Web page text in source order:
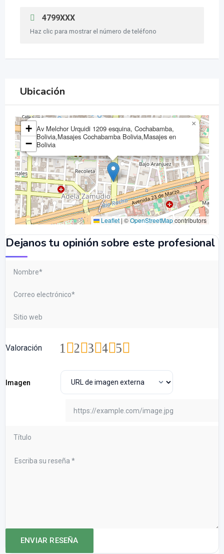
4799XXX
Haz clic para mostrar el número de teléfono
Ubicación
Av Melchor Urquidi 1209 esquina, Cochabamba,
Bolivia,Masajes Cochabamba Bolivia,Masajes en
Bolivia
×
+
−
Leaflet | ©OpenStreetMapcontributors
Dejanos tu opinión sobre este profesional
Valoración 5
4
3
2
1
Imagen